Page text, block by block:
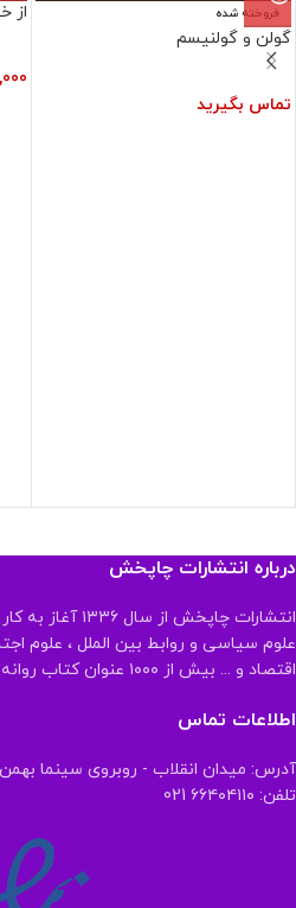
فروخته شده
گولن و گولنيسم
تماس بگیرید
از
درباره انتشارات چاپخش
انتشارات چاپخش
علوم سیاسی و روابط بین الملل ، علوم
اقتصاد و ... بیش از ۱۰۰۰ عنوان کتاب روانه بازار نشر کرده است .
اطلاعات تماس
آدرس: میدان انقلاب - روبروی سینما
تلفن: ۶۶۴۰۴۱۱۰ 021